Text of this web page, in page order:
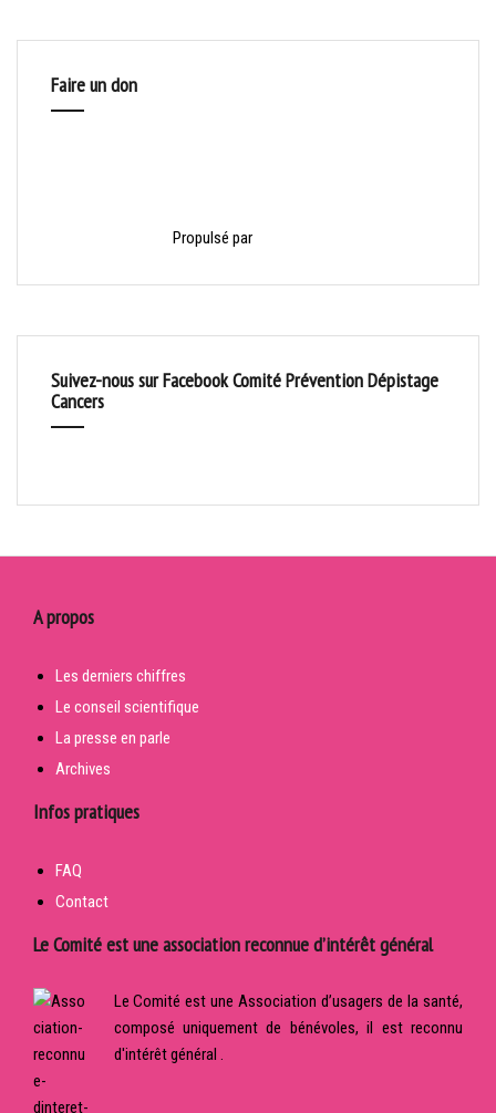
Faire un don
Propulsé par
Suivez-nous sur Facebook Comité Prévention Dépistage
Cancers
A propos
Les derniers chiffres
Le conseil scientifique
La presse en parle
Archives
Infos pratiques
FAQ
Contact
Le Comité est une association reconnue d’intérêt général
Le Comité est une Association d’usagers de la santé,
composé uniquement de bénévoles, il est reconnu
d'intérêt général .